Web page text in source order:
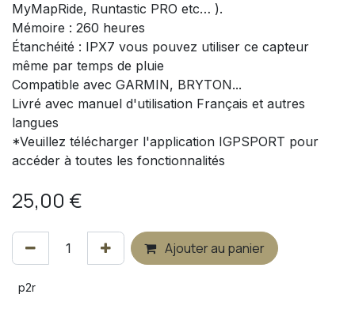
MyMapRide, Runtastic PRO etc… ).
Mémoire : 260 heures
Étanchéité : IPX7 vous pouvez utiliser ce capteur
même par temps de pluie
Compatible avec GARMIN, BRYTON...
Livré avec manuel d'utilisation Français et autres
langues
*Veuillez télécharger l'application IGPSPORT pour
accéder à toutes les fonctionnalités
25,00 €
Ajouter au panier
p2r